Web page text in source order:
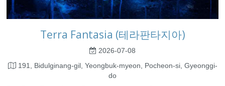
Terra Fantasia (테라판타지아)
2026-07-08
191, Bidulginang-gil, Yeongbuk-myeon, Pocheon-si, Gyeonggi-
do